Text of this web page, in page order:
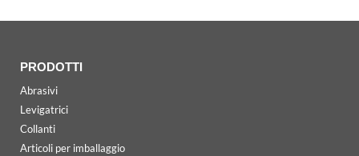
PRODOTTI
Abrasivi
Levigatrici
Collanti
Articoli per imballaggio